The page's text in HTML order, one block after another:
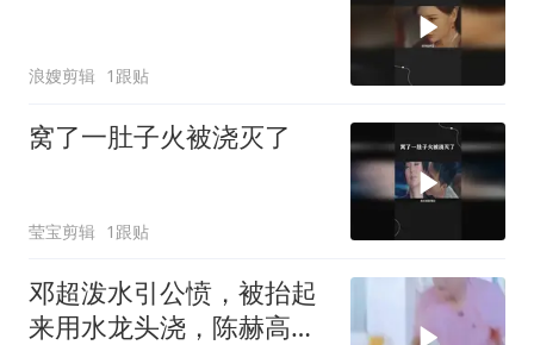
浪嫂剪辑 1跟贴
窝了一肚子火被浇灭了
莹宝剪辑 1跟贴
邓超泼水引公愤，被抬起
来用水龙头浇，陈赫高兴